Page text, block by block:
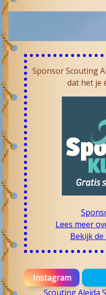
Sponsor Scouting
dat het je
Lees meer
Bekijk
Instagram
Scouting Aleida